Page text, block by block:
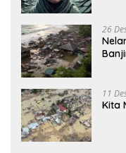
26
11
Kita